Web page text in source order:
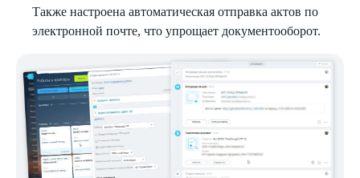
Также настроена автоматическая отправка актов по
электронной почте, что упрощает документооборот.